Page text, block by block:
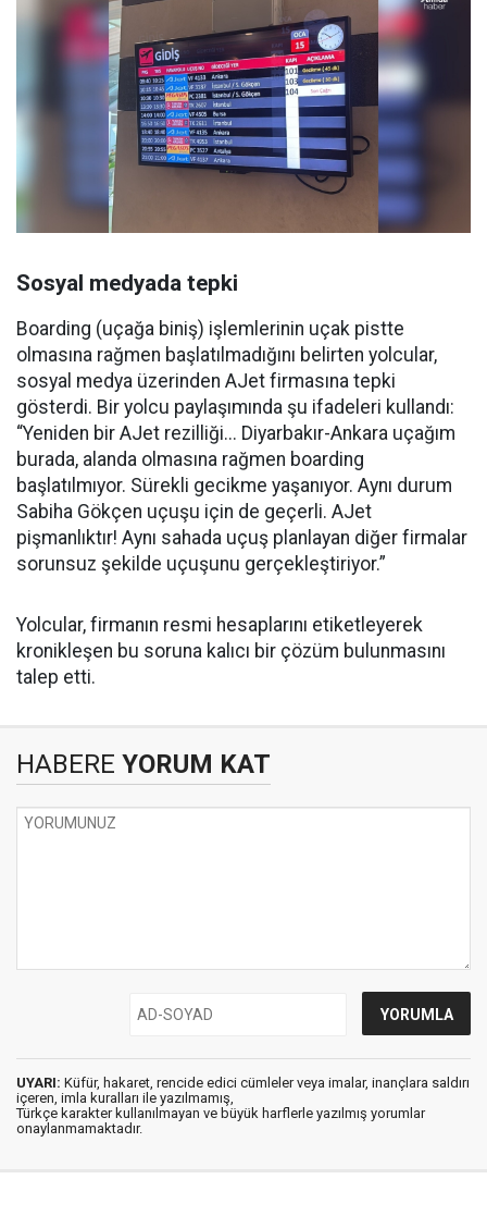
Sosyal medyada tepki
Boarding (uçağa biniş) işlemlerinin uçak pistte
olmasına rağmen başlatılmadığını belirten yolcular,
sosyal medya üzerinden AJet firmasına tepki
gösterdi. Bir yolcu paylaşımında şu ifadeleri kullandı:
“Yeniden bir AJet rezilliği... Diyarbakır-Ankara uçağım
burada, alanda olmasına rağmen boarding
başlatılmıyor. Sürekli gecikme yaşanıyor. Aynı durum
Sabiha Gökçen uçuşu için de geçerli. AJet
pişmanlıktır! Aynı sahada uçuş planlayan diğer firmalar
sorunsuz şekilde uçuşunu gerçekleştiriyor.”
Yolcular, firmanın resmi hesaplarını etiketleyerek
kronikleşen bu soruna kalıcı bir çözüm bulunmasını
talep etti.
HABERE YORUM KAT
UYARI: Küfür, hakaret, rencide edici cümleler veya imalar, inançlara saldırı
içeren, imla kuralları ile yazılmamış,
Türkçe karakter kullanılmayan ve büyük harflerle yazılmış yorumlar
onaylanmamaktadır.